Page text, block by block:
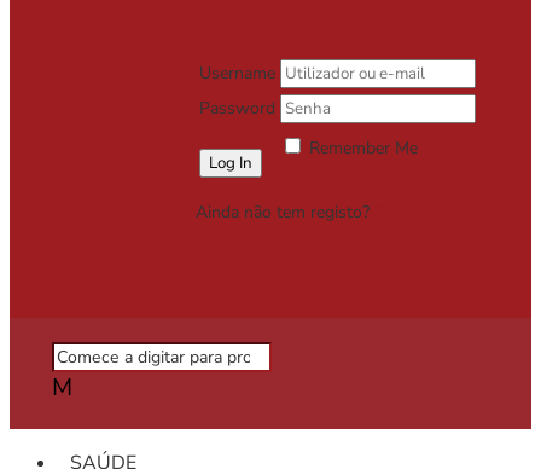
Username
Password
Remember Me
Ainda não tem registo?
M
SAÚDE